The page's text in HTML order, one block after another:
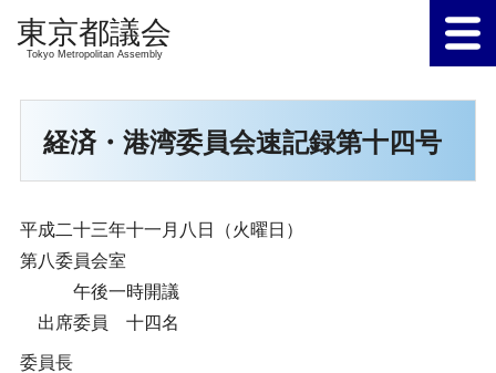
Tokyo Metropolitan Assembly
経済・港湾委員会速記録第十四号
平成二十三年十一月八日（火曜日）
第八委員会室
午後一時開議
出席委員 十四名
委員長